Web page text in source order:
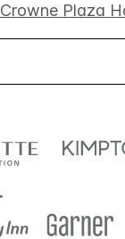
Crowne Plaza